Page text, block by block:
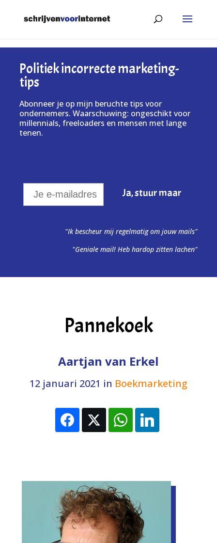
Politiek incorrecte marketing-
tips
Abonneer je op mijn beruchte tips voor
ondernemers. Waarschuwing: ongeschikt voor
millennials, freeloaders en mensen met lange
tenen.
"Ik bescheur mij regelmatig om jouw mails"
"Geniale mail! Heb hardop zitten lachen"
Pannekoek
Aartjan van Erkel
12 januari 2021 in Boekmarketing